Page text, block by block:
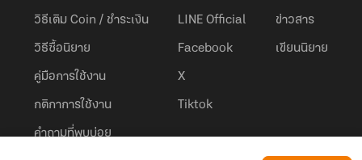
วิธีเติม Coin / ชำระเงิน
วิธีซื้อนิยาย
คู่มือการใช้งาน
กติกาการใช้งาน
คำถามที่พบบ่อย
LINE Official
Facebook
X
Tiktok
ข่าวสาร
เขียนนิยาย